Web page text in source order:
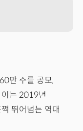
만 주를 공모,
는 2019년
뛰어넘는 역대